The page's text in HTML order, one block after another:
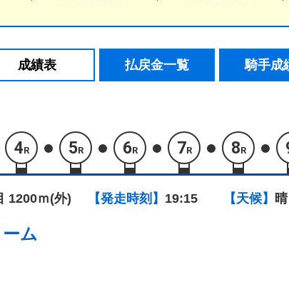
成績表 払戻金一覧 騎手成
4R 5R 6R 7R 8R
1200ｍ(外) 【発走時刻】 19:15 【天候】
ム